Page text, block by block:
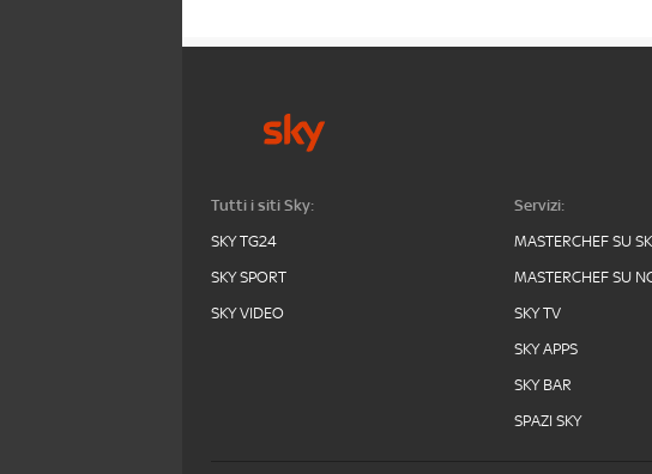
Tutti i siti Sky:
SKY TG24
SKY SPORT
SKY VIDEO
Servizi:
MASTERCHEF SU
MASTERCHEF SU
SKY TV
SKY APPS
SKY BAR
SPAZI SKY